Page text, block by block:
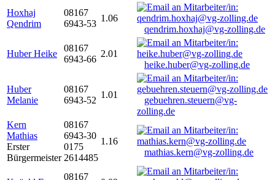
Hoxhaj
Qendrim
08167
6943-53
1.06
qendrim.hoxhaj@vg-zolling.de
Huber Heike
08167
6943-66
2.01
heike.huber@vg-zolling.de
Huber
Melanie
08167
6943-52
1.01
gebuehren.steuern@vg-
zolling.de
Kern
Mathias
Erster
Bürgermeister
08167
6943-30
0175
2614485
1.16
mathias.kern@vg-zolling.de
08167